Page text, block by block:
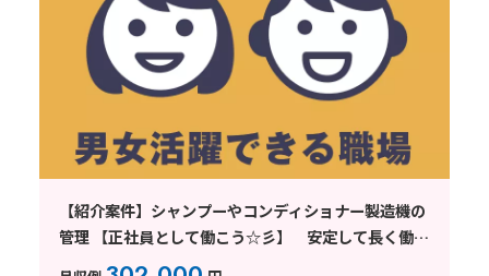
【紹介案件】シャンプーやコンディショナー製造機の
管理 【正社員として働こう☆彡】 安定して長く働き
やすい環境の大手メーカー♪